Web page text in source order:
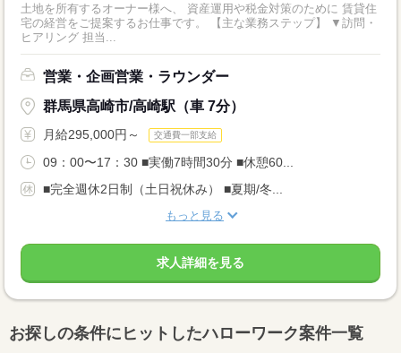
土地を所有するオーナー様へ、 資産運用や税金対策のために 賃貸住
宅の経営をご提案するお仕事です。 【主な業務ステップ】 ▼訪問・
ヒアリング 担当...
営業・企画営業・ラウンダー
群馬県高崎市/高崎駅（車 7分）
月給295,000円～ 交通費一部支給
09：00〜17：30 ■実働7時間30分 ■休憩60...
■完全週休2日制（土日祝休み） ■夏期/冬...
もっと見る
求人詳細を見る
お探しの条件にヒットしたハローワーク案件一覧